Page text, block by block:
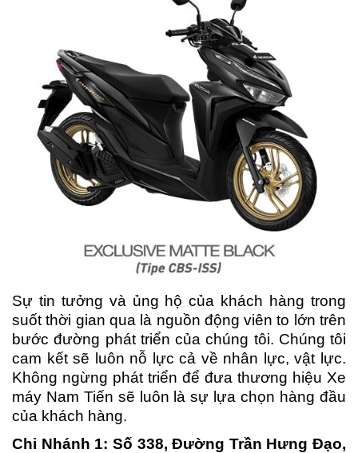
Sự tin tưởng và ủng hộ của khách hàng trong
suốt thời gian qua là nguồn động viên to lớn trên
bước đường phát triển của chúng tôi. Chúng tôi
cam kết sẽ luôn nỗ lực cả về nhân lực, vật lực.
Không ngừng phát triển để đưa thương hiệu Xe
máy Nam Tiến sẽ luôn là sự lựa chọn hàng đầu
của khách hàng.
Chi Nhánh 1: Số 338, Đường Trần Hưng Đạo,